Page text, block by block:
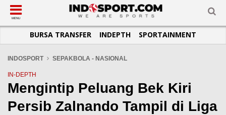
SUB-MENU
SEPAKBOLA
LIGA INGGRIS
LIGA ITALIA
SUB-MENU
SPORTAINMENT
SUB-MENU
OTOMOTIF
OTOMANIA
SUB-MENU
BASKET
FUTSAL
OLIMPIK
SUB-MENU
JADWAL
SUB-MENU
TOPIK HARI INI
INFOGRAFIS
GALERI FOTO
MENU
BURSA TRANSFER INDEPTH SPORTAINMENT
INDOSPORT SEPAKBOLA - NASIONAL
IN-DEPTH
Mengintip Peluang Bek Kiri
Persib Zalnando Tampil di Liga